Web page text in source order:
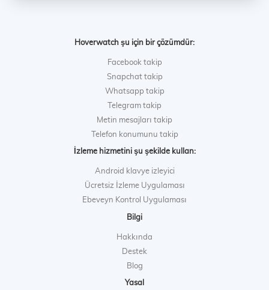
Hoverwatch şu için bir çözümdür:
Facebook takip
Snapchat takip
Whatsapp takip
Telegram takip
Metin mesajları takip
Telefon konumunu takip
İzleme hizmetini şu şekilde kullan:
Android klavye izleyici
Ücretsiz İzleme Uygulaması
Ebeveyn Kontrol Uygulaması
Bilgi
Hakkında
Destek
Blog
Yasal